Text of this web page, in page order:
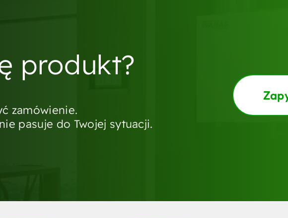
produkt?
zamówienie.
pasuje do Twojej sytuacji.